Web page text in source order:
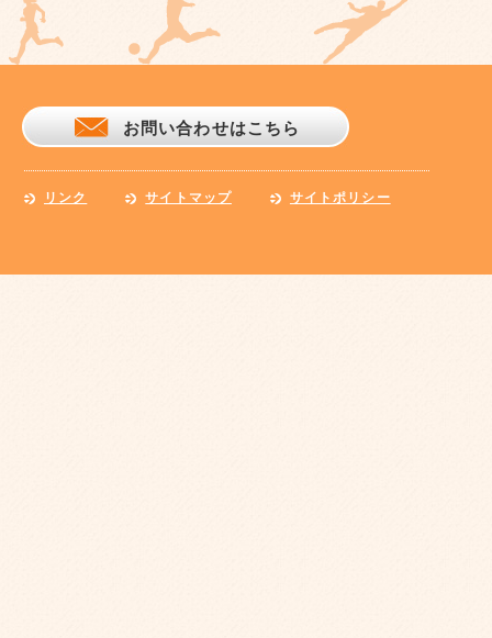
お問い合わせはこちら
リンク サイトマップ サイトポリシー